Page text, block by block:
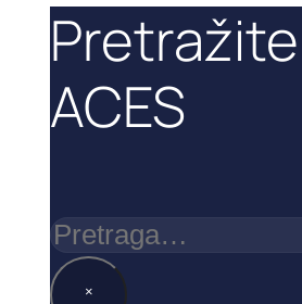
Pretražite
ACES
Pretraga
×